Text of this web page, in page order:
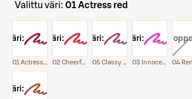
Valittu väri: 01 Actress red
väri:
01 Actress Red
väri:
02 Cheerful Orange
väri:
05 Classy Rose
väri:
03 Innocent Pink
väri: ,
väri: